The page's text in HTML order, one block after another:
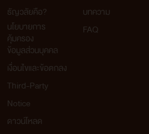
ธัญวลัยคือ?
นโยบายการ
คุ้มครอง
ข้อมูลส่วนบุคคล
เงื่อนไขและข้อตกลง
Third-Party
Notice
ดาวน์โหลด
บทความ
FAQ